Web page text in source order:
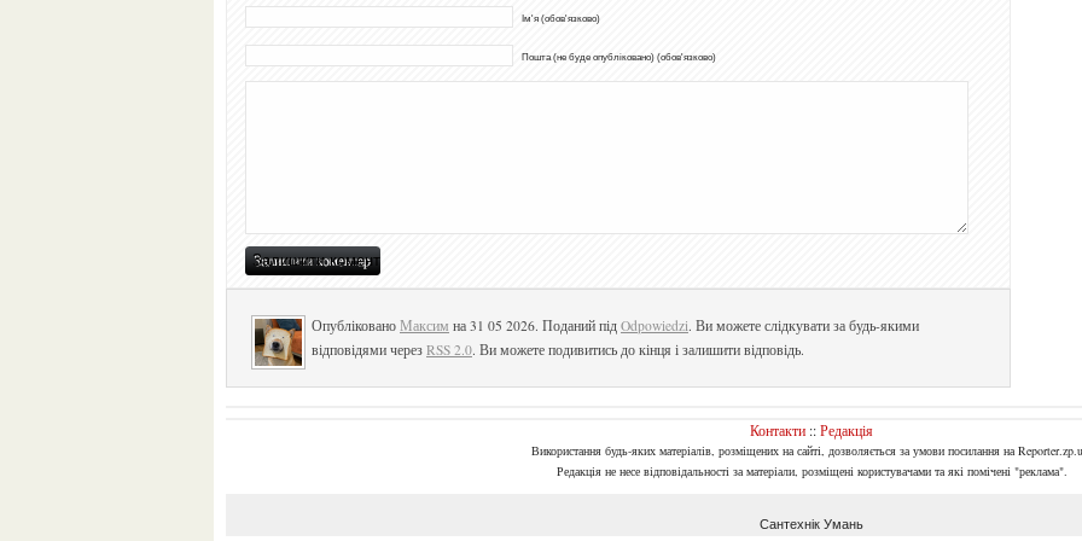
Ім'я (обов'язково)
Пошта (не буде опубліковано) (обов'язково)
Опубліковано Максим на 31 05 2026. Поданий під Odpowiedzi. Ви можете слідкувати за будь-якими
відповідями через RSS 2.0. Ви можете подивитись до кінця і залишити відповідь.
Контакти ::Редакція
Використання будь-яких матеріалів, розміщених на сайті, дозволяється за умови посилання на
Редакція не несе відповідальності за матеріали, розміщені користувачами та які помічені "реклама".
Сантехнік Умань